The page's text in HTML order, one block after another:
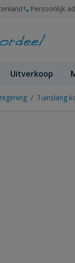
Persoonlijk
Uitverkoop
/ Tuinslang